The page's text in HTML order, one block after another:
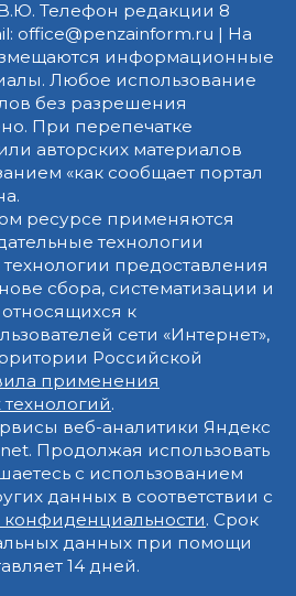
Телефон редакции 8
office@penzainform.ru | На
информационные
Любое использование
без разрешения
При перепечатке
авторских материалов
«как сообщает портал
ресурсе применяются
технологии
предоставления
сбора, систематизации и
к
сети «Интернет»,
Российской
применения
.
веб-аналитики Яндекс
Продолжая использовать
с использованием
данных в соответствии с
. Срок
данных при помощи
14 дней.